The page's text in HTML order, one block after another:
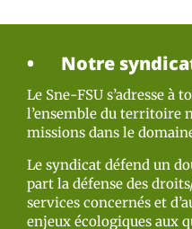
Notre
Le Sne-FSU s’adresse à
l’ensemble du territoire
missions dans le
Le syndicat défend un
part la défense des
services concernés et
enjeux écologiques aux